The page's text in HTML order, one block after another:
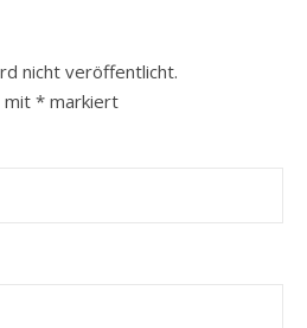
nicht veröffentlicht.
mit * markiert